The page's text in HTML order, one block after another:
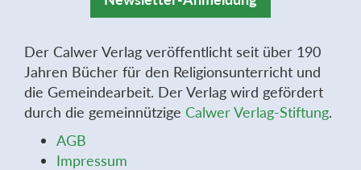
Der Calwer Verlag veröffentlicht seit über 190
Jahren Bücher für den Religionsunterricht und
die Gemeindearbeit. Der Verlag wird gefördert
durch die gemeinnützige Calwer Verlag-Stiftung.
AGB
Impressum